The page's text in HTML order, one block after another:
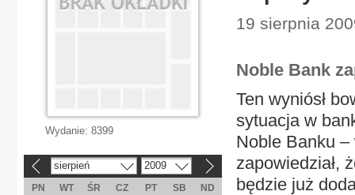
19 sierpnia
Noble Bank
Ten wyniósł
sytuacja w
Noble Banku
zapowiedział,
będzie już
Wydanie: 8399
sierpień 2009
PN WT ŚR CZ PT SB
ND